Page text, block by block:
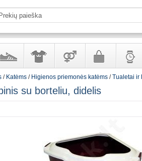
ir
aksesuarai
suaugusiems
/ Katėms / Higienos priemonės katėms /Tualetai ir
su borteliu, didelis